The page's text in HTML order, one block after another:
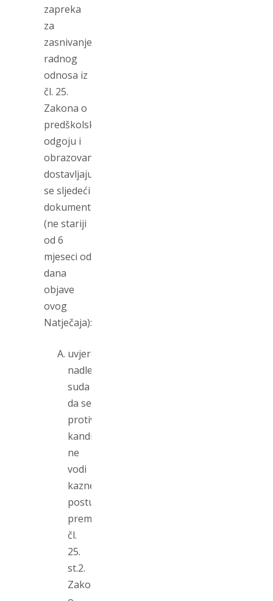
zapreka
za
zasnivanje
radnog
odnosa iz
čl. 25.
Zakona o
predškolskom
odgoju i
obrazovanju
dostavljaju
se sljedeći
dokumenti
(ne stariji
od 6
mjeseci od
dana
objave
ovog
Natječaja):
uvjerenje
nadležnog
suda
da se
protiv
kandidata
ne
vodi
kazneni
postupak
prema
čl.
25.
st.2.
Zakona